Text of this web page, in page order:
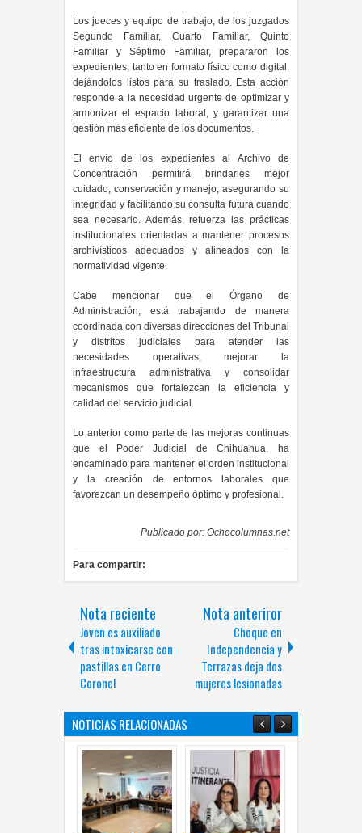
Los jueces y equipo de trabajo, de los juzgados
Segundo Familiar, Cuarto Familiar, Quinto
Familiar y Séptimo Familiar, prepararon los
expedientes, tanto en formato físico como digital,
dejándolos listos para su traslado. Esta acción
responde a la necesidad urgente de optimizar y
armonizar el espacio laboral, y garantizar una
gestión más eficiente de los documentos.
El envío de los expedientes al Archivo de
Concentración permitirá brindarles mejor
cuidado, conservación y manejo, asegurando su
integridad y facilitando su consulta futura cuando
sea necesario. Además, refuerza las prácticas
institucionales orientadas a mantener procesos
archivísticos adecuados y alineados con la
normatividad vigente.
Cabe mencionar que el Órgano de
Administración, está trabajando de manera
coordinada con diversas direcciones del Tribunal
y distritos judiciales para atender las
necesidades operativas, mejorar la
infraestructura administrativa y consolidar
mecanismos que fortalezcan la eficiencia y
calidad del servicio judicial.
Lo anterior como parte de las mejoras continuas
que el Poder Judicial de Chihuahua, ha
encaminado para mantener el orden institucional
y la creación de entornos laborales que
favorezcan un desempeño óptimo y profesional.
Publicado por: Ochocolumnas.net
Para compartir:
Nota reciente
Joven es auxiliado
tras intoxicarse con
pastillas en Cerro
Coronel
Nota anteriror
Choque en
Independencia y
Terrazas deja dos
mujeres lesionadas
NOTICIAS RELACIONADAS